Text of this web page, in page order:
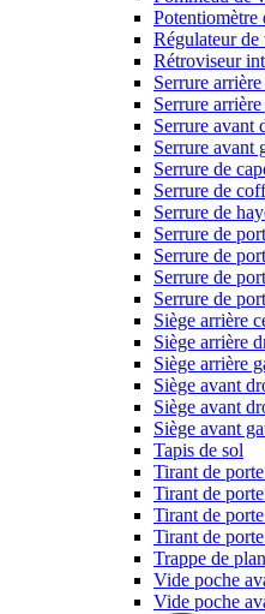
Potentiomètre
Régulateur de
Rétroviseur
Serrure
Serrure
Serrure avant
Serrure avant
Serrure de
Serrure de
Serrure de
Serrure de
Serrure de
Serrure de
Serrure de
Siège arrière
Siège arrière
Siège arrière
Siège avant
Siège avant
Siège avant
Tapis de sol
Tirant de
Tirant de
Tirant de
Tirant de
Trappe de
Vide poche
Vide poche